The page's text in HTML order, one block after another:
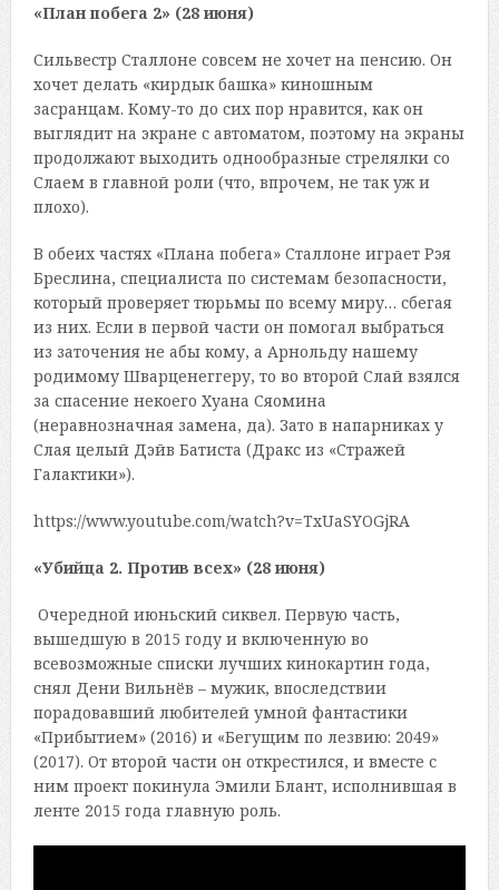
«План побега 2» (28 июня)
Сильвестр Сталлоне совсем не хочет на пенсию. Он
хочет делать «кирдык башка» киношным
засранцам. Кому-то до сих пор нравится, как он
выглядит на экране с автоматом, поэтому на экраны
продолжают выходить однообразные стрелялки со
Слаем в главной роли (что, впрочем, не так уж и
плохо).
В обеих частях «Плана побега» Сталлоне играет Рэя
Бреслина, специалиста по системам безопасности,
который проверяет тюрьмы по всему миру… сбегая
из них. Если в первой части он помогал выбраться
из заточения не абы кому, а Арнольду нашему
родимому Шварценеггеру, то во второй Слай взялся
за спасение некоего Хуана Сяомина
(неравнозначная замена, да). Зато в напарниках у
Слая целый Дэйв Батиста (Дракс из «Стражей
Галактики»).
https://www.youtube.com/watch?v=TxUaSYOGjRA
«Убийца 2. Против всех» (28 июня)
Очередной июньский сиквел. Первую часть,
вышедшую в 2015 году и включенную во
всевозможные списки лучших кинокартин года,
снял Дени Вильнёв – мужик, впоследствии
порадовавший любителей умной фантастики
«Прибытием» (2016) и «Бегущим по лезвию: 2049»
(2017). От второй части он открестился, и вместе с
ним проект покинула Эмили Блант, исполнившая в
ленте 2015 года главную роль.